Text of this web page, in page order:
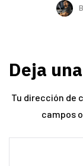
Deja
Tu dirección de
campos